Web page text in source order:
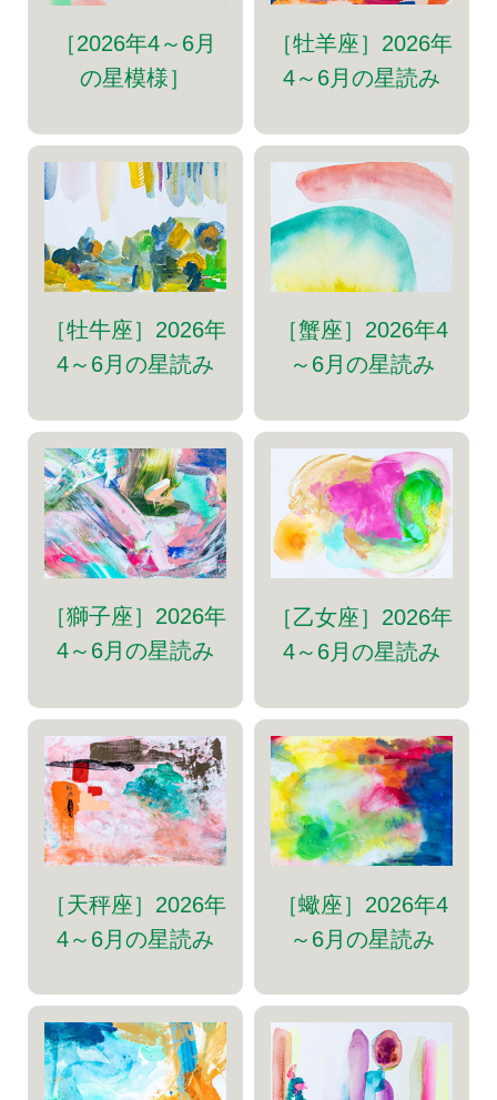
［2026年4～6月
の星模様］
［牡羊座］2026年
4～6月の星読み
［牡牛座］2026年
4～6月の星読み
［蟹座］2026年4
～6月の星読み
［獅子座］2026年
4～6月の星読み
［乙女座］2026年
4～6月の星読み
［天秤座］2026年
4～6月の星読み
［蠍座］2026年4
～6月の星読み